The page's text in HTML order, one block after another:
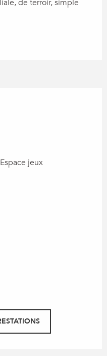
de terroir, simple
jeux